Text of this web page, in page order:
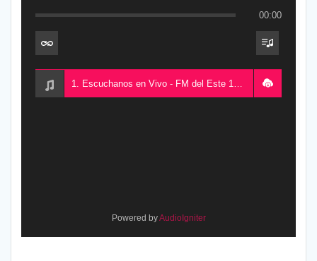
00:00
Powered byAudioIgniter